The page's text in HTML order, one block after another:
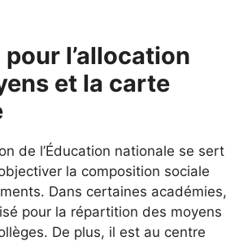
l’allocation
et la carte
de l’Éducation nationale se sert
la composition sociale
Dans certaines académies,
pour la répartition des moyens
De plus, il est au centre